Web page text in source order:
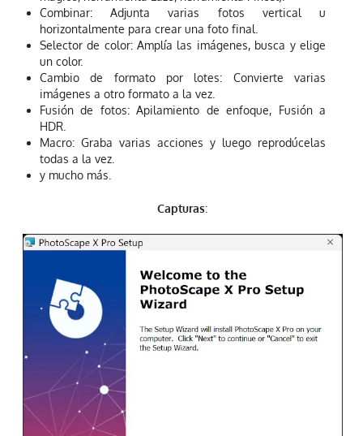
Combinar: Adjunta varias fotos vertical u
horizontalmente para crear una foto final.
Selector de color: Amplía las imágenes, busca y elige
un color.
Cambio de formato por lotes: Convierte varias
imágenes a otro formato a la vez.
Fusión de fotos: Apilamiento de enfoque, Fusión a
HDR.
Macro: Graba varias acciones y luego reprodúcelas
todas a la vez.
y mucho más.
Capturas: